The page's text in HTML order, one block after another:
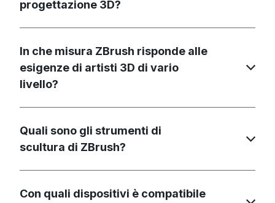
progettazione 3D?
In che misura ZBrush risponde alle
esigenze di artisti 3D di vario
livello?
Quali sono gli strumenti di
scultura di ZBrush?
Con quali dispositivi è compatibile